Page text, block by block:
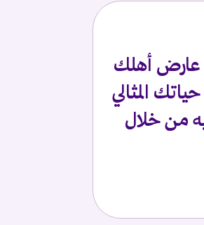
عارض أهلك
المثالي
من خلال